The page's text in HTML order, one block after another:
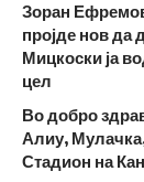
Зоран
пројде нов да
Мицкоски ја
цел
Во добро
Алиу,
Стадион на